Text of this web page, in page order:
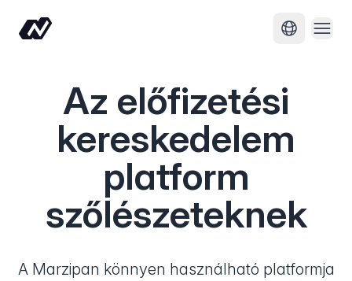
Nyelv
Az előfizetési
kereskedelem
platform
szőlészeteknek
A Marzipan könnyen használható platformja